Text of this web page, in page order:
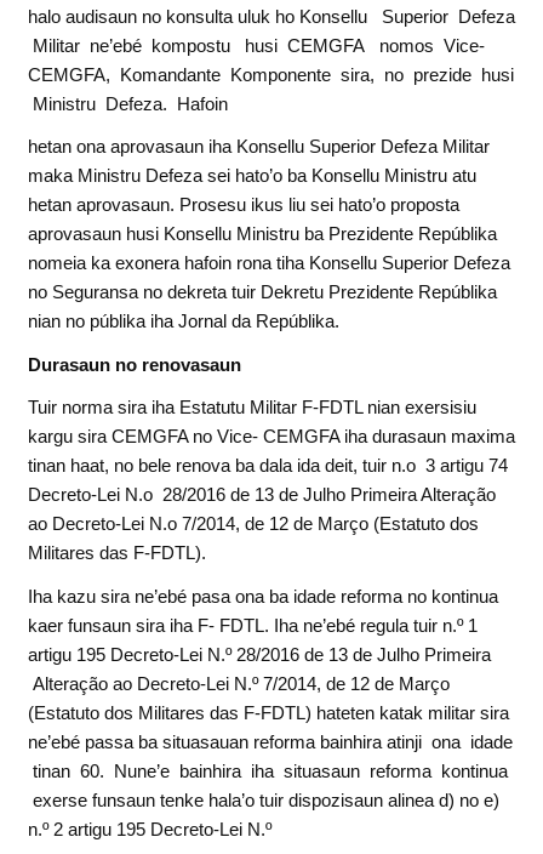
halo audisaun no konsulta uluk ho Konsellu Superior Defeza
Militar ne’ebé kompostu husi CEMGFA nomos Vice-
CEMGFA, Komandante Komponente sira, no prezide husi
Ministru Defeza. Hafoin
hetan ona aprovasaun iha Konsellu Superior Defeza Militar
maka Ministru Defeza sei hato’o ba Konsellu Ministru atu
hetan aprovasaun. Prosesu ikus liu sei hato’o proposta
aprovasaun husi Konsellu Ministru ba Prezidente Repúblika
nomeia ka exonera hafoin rona tiha Konsellu Superior Defeza
no Seguransa no dekreta tuir Dekretu Prezidente Repúblika
nian no públika iha Jornal da Repúblika.
Durasaun no renovasaun
Tuir norma sira iha Estatutu Militar F-FDTL nian exersisiu
kargu sira CEMGFA no Vice- CEMGFA iha durasaun maxima
tinan haat, no bele renova ba dala ida deit, tuir n.o 3 artigu 74
Decreto-Lei N.o 28/2016 de 13 de Julho Primeira Alteração
ao Decreto-Lei N.o 7/2014, de 12 de Março (Estatuto dos
Militares das F-FDTL).
Iha kazu sira ne’ebé pasa ona ba idade reforma no kontinua
kaer funsaun sira iha F- FDTL. Iha ne’ebé regula tuir n.º 1
artigu 195 Decreto-Lei N.º 28/2016 de 13 de Julho Primeira
Alteração ao Decreto-Lei N.º 7/2014, de 12 de Março
(Estatuto dos Militares das F-FDTL) hateten katak militar sira
ne’ebé passa ba situasauan reforma bainhira atinji ona idade
tinan 60. Nune’e bainhira iha situasaun reforma kontinua
exerse funsaun tenke hala’o tuir dispozisaun alinea d) no e)
n.º 2 artigu 195 Decreto-Lei N.º